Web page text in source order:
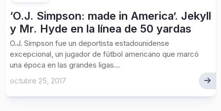
‘O.J. Simpson: made in America’. Jekyll
y Mr. Hyde en la línea de 50 yardas
O.J. Simpson fue un deportista estadounidense
excepcional, un jugador de fútbol americano que marcó
una época en las grandes ligas...
octubre 25, 2017